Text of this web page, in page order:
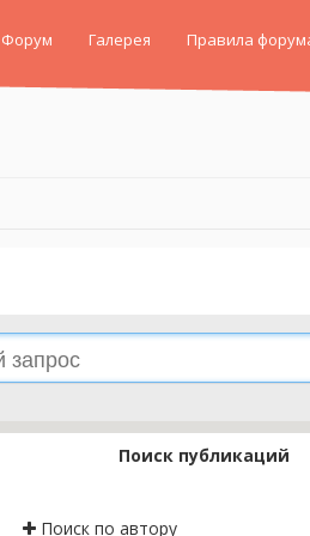
Форум Галерея Правила
Поиск публикаций
Поиск по автору